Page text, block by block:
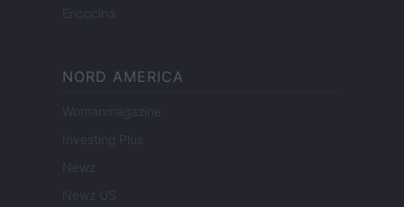
Encocina
NORD AMERICA
Womanmagazine
Investing Plus
Newz
Newz US